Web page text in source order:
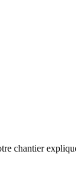
chantier